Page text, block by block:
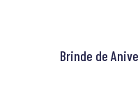
Brinde de